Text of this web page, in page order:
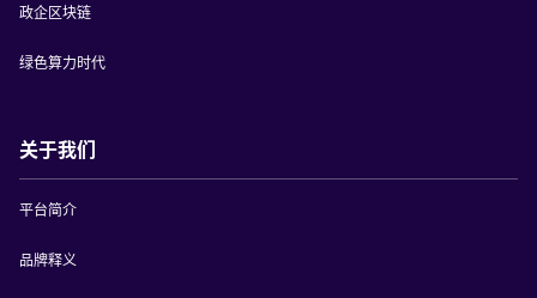
政企区块链
绿色算力时代
关于我们
平台简介
品牌释义